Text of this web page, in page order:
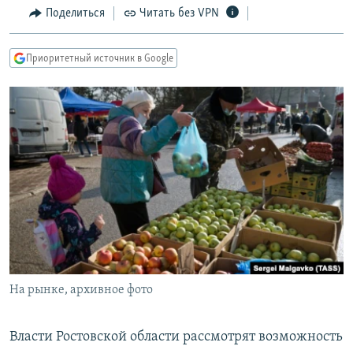
Вернутся
поиску
КУЛЬТУРА
КАВКАЗ.РЕАЛИИ
СЕВЕР.РЕАЛИИ
СИБИРЬ.РЕАЛИИ
РАСПИСАНИЕ ВЕЩАНИЯ
ПОДПИШИТЕСЬ НА РАССЫЛКУ
СОЦИАЛЬНЫЕ СЕТИ
Все сайты РСЕ/РС
Поделиться Читать без VPN
Приоритетный источник в Google
На рынке, архивное фото
Власти Ростовской области рассмотрят возможность